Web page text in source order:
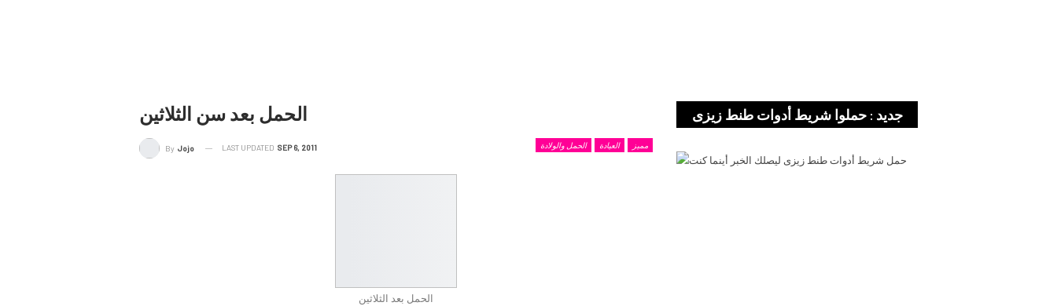
الحمل بعد سن الثلاثين
الحمل والولادة العيادة مميز By Jojo LAST UPDATED SEP 6, 2011
الحمل بعد الثلاثين
جديد : حملوا شريط أدوات طنط زيزى